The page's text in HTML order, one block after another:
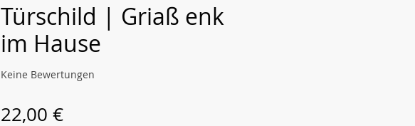
Türschild | Griaß enk
im Hause
Keine Bewertungen
22,00 €Preis